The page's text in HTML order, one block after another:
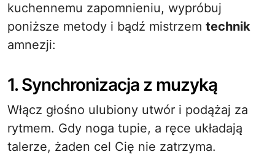
kuchennemu zapomnieniu, wypróbuj
poniższe metody i bądź mistrzem technik
amnezji:
1. Synchronizacja z muzyką
Włącz głośno ulubiony utwór i podążaj za
rytmem. Gdy noga tupie, a ręce układają
talerze, żaden cel Cię nie zatrzyma.